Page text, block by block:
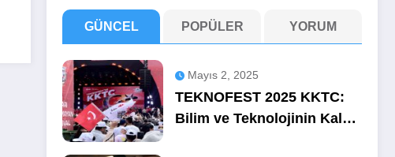
GÜNCEL POPÜLER YORUM
Mayıs 2, 2025
TEKNOFEST 2025 KKTC:
Bilim ve Teknolojinin Kalbi